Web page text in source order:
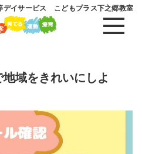
デイサービス こどもプラス下之郷教室
域をきれいにしよ